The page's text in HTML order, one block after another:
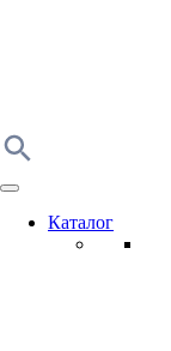
Каталог